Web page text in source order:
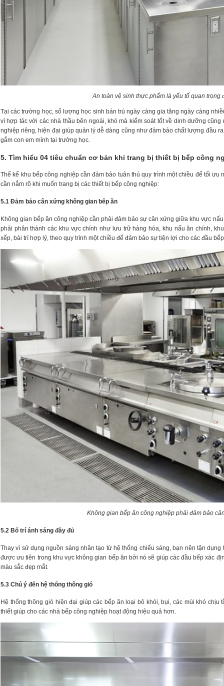
An toàn vệ sinh thực phẩm là yếu tố quan
Tại các trường học, số lượng học sinh bán trú ngày càng gia tăng ngày càng
vì hợp tác với các nhà thầu bên ngoài, khó mà kiểm soát tốt về dinh dưỡng
nghiệp riêng, hiện đại giúp quản lý dễ dàng cũng như đảm bảo chất lượng đầu
gắm con em mình tại trường học.
5. Tìm hiểu 04 tiêu chuẩn cơ bản khi trang bị thiết bị bếp công
Thế kế khu bếp công nghiệp cần đảm bảo tuân thủ quy trình một chiều để tối
cần nắm rõ khi muốn trang bị các thiết bị bếp công nghiệp:
5.1 Đảm bảo cân xứng không gian bếp ăn
Không gian bếp ăn công nghiệp cần phải đảm bảo sự cân xứng giữa khu vực
phải phân thành các khu vực chính như lưu trữ hàng hóa, khu nấu ăn chính,
xếp, bài trí hợp lý, theo quy trình một chiều để đảm bảo sự tiện lợi cho các đầu
Không gian bếp ăn công nghiệp phải đảm bảo
5.2 Bố trí ánh sáng đầy đủ
Thay vì sử dụng nguồn sáng nhân tạo từ hệ thống chiếu sáng, bạn nên tận
được ưu tiên trong khu vực không gian bếp ăn bởi nó sẽ giúp các đầu bếp xác
màu sắc đẹp mắt.
5.3 Chú ý đến hệ thống thông gió
Hệ thống thông gió hiện đại giúp các bếp ăn loại bỏ khói, bụi, các mùi khó
thiết giúp cho các nhà bếp công nghiệp hoạt động hiệu quả hơn.